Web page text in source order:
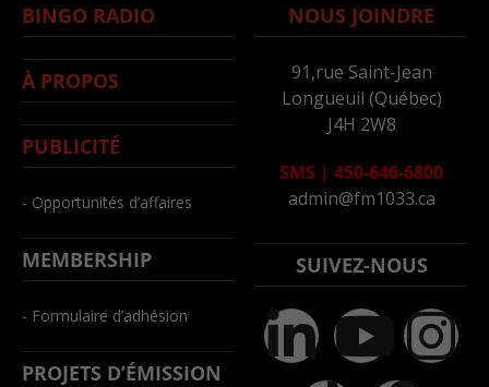
BINGO RADIO
À PROPOS
PUBLICITÉ
- Opportunités d’affaires
MEMBERSHIP
- Formulaire d’adhésion
PROJETS D’ÉMISSION
NOUS JOINDRE
91,rue Saint-Jean
Longueuil (Québec)
J4H 2W8
SMS | 450-646-6800
admin@fm1033.ca
SUIVEZ-NOUS